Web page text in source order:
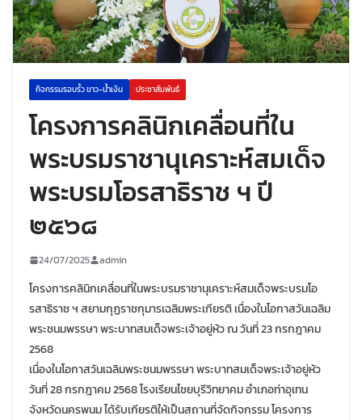
กิจกรรมรอบรั้ว ขาว-น้ำเงิน ประชาสัมพันธ์
โครงการคลินิกเคลื่อนที่ใน
พระบรมราชานุเคราะห์สมเด็จ
พระบรมโอรสาธิราช ฯ ปี
๒๕๖๘
24/07/2025 admin
โครงการคลินิกเคลื่อนที่ในพระบรมราชานุเคราะห์สมเด็จพระบรมโอ
รสาธิราช ฯ สยามกุฏราชกุมารเฉลิมพระเกียรติ เนื่องในโอกาสวันเฉลิม
พระชนมพรรษา พระบาทสมเด็จพระเจ้าอยู่หัว ณ วันที่ 23 กรกฎาคม
2568
เนื่องในโอกาสวันเฉลิมพระชนมพรรษา พระบาทสมเด็จพระเจ้าอยู่หัว
วันที่ 28 กรกฎาคม 2568 โรงเรียนไชยบุรีวิทยาคม อำเภอท่าอุเทน
จังหวัดนครพนม ได้รับเกียรติให้เป็นสถานที่จัดกิจกรรม โครงการ